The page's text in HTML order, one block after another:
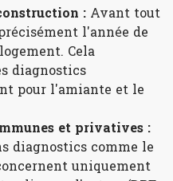
: Avant tout
l'année de
Cela
diagnostics
pour l'amiante et le
et privatives :
diagnostics comme le
uniquement